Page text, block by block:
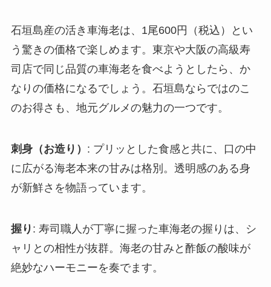
石垣島産の活き車海老は、1尾600円（税込）とい
う驚きの価格で楽しめます。東京や大阪の高級寿
司店で同じ品質の車海老を食べようとしたら、か
なりの価格になるでしょう。石垣島ならではのこ
のお得さも、地元グルメの魅力の一つです。
刺身（お造り） : プリッとした食感と共に、口の中
に広がる海老本来の甘みは格別。透明感のある身
が新鮮さを物語っています。
握り : 寿司職人が丁寧に握った車海老の握りは、シ
ャリとの相性が抜群。海老の甘みと酢飯の酸味が
絶妙なハーモニーを奏でます。